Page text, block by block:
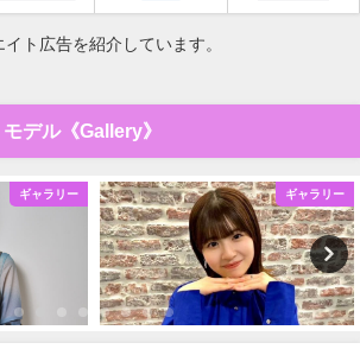
ト広告を紹介しています。
デル《Gallery》
ギャラリー